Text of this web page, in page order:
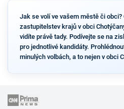
Jak se volí ve vašem městě či obci?
zastupitelstev krajů v obci
vidíte právě tady. Podívejte se na
pro jednotlivé kandidáty.
minulých volbách, a to nejen v obci